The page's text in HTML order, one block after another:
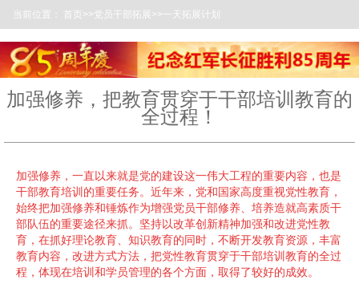
当前位置： 首页 >>党员干部拓展 >>一天拓展计划
加强修养，把教育贯穿于干部培训教育的
全过程！
加强修养，一直以来就是党的建设这一伟大工程的重要内容，也是
干部教育培训的重要任务。近年来，党和国家高度重视党性教育，
始终把加强修养和锤炼作为增强党员干部修养、培养造就高素质干
部队伍的重要途径来抓。坚持以改革创新精神加强和改进党性教
育，在抓好理论教育、知识教育的同时，不断开发教育资源，丰富
教育内容，改进方式方法，把党性教育贯穿于干部培训教育的全过
程，体现在培训和学员管理的各个方面，取得了较好的成效。